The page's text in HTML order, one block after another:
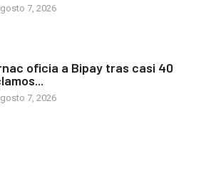
7, 2026
oficia a Bipay tras casi 40
7, 2026